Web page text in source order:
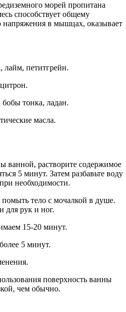
морей пропитана
способствует общему
в мышцах, оказывает
петитгрейн.
тонка, ладан.
масла.
ванной, растворите содержимое
5 минут. Затем разбавьте воду
необходимости.
тело с мочалкой в душе.
для рук и ног.
15-20 минут.
5 минут.
поверхность ванны
чем обычно.